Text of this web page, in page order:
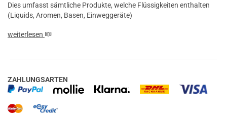
Dies umfasst sämtliche Produkte, welche Flüssigkeiten enthalten
(Liquids, Aromen, Basen, Einweggeräte)
weiterlesen
ZAHLUNGSARTEN